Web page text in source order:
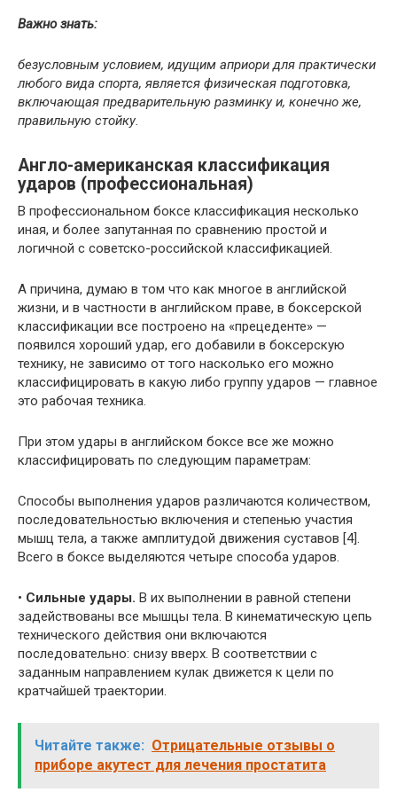
Важно знать:
безусловным условием, идущим априори для практически
любого вида спорта, является физическая подготовка,
включающая предварительную разминку и, конечно же,
правильную стойку.
Англо-американская классификация
ударов (профессиональная)
В профессиональном боксе классификация несколько
иная, и более запутанная по сравнению простой и
логичной с советско-российской классификацией.
А причина, думаю в том что как многое в английской
жизни, и в частности в английском праве, в боксерской
классификации все построено на «прецеденте» —
появился хороший удар, его добавили в боксерскую
технику, не зависимо от того насколько его можно
классифицировать в какую либо группу ударов — главное
это рабочая техника.
При этом удары в английском боксе все же можно
классифицировать по следующим параметрам:
Способы выполнения ударов различаются количеством,
последовательностью включения и степенью участия
мышц тела, а также амплитудой движения суставов [4].
Всего в боксе выделяются четыре способа ударов.
• Сильные удары. В их выполнении в равной степени
задействованы все мышцы тела. В кинематическую цепь
технического действия они включаются
последовательно: снизу вверх. В соответствии с
заданным направлением кулак движется к цели по
кратчайшей траектории.
Читайте также: Отрицательные отзывы о
приборе акутест для лечения простатита